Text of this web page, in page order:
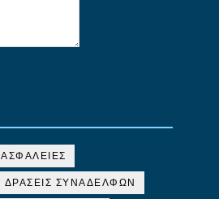
ΑΣΦΑΛΕΙΕΣ
ΔΡΑΣΕΙΣ ΣΥΝΑΔΕΛΦΩΝ